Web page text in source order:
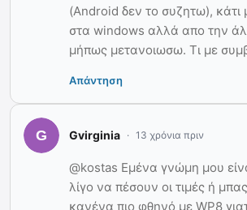
(Android δεν το συζητω), κάτι
στα windows αλλά απο την
μήπως μετανοιωσω. Τι με
Απάντηση
Gvirginia 13 χρόνια πριν
@kostas Εμένα γνώμη μου
λίγο να πέσουν οι τιμές ή
κανένα πιο φθηνό με WP8